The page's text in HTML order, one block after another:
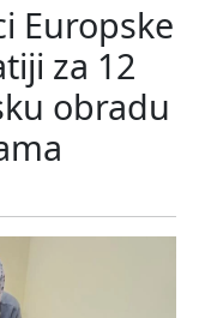
Europske
za 12
obradu